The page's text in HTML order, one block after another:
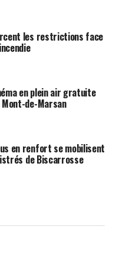
les restrictions face
en plein air gratuite
de-Marsan
en renfort se mobilisent
de Biscarrosse